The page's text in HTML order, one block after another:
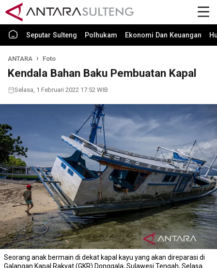
Seputar Sulteng Polhukam Ekonomi Dan Keuangan
ANTARA Foto
Kendala Bahan Baku Pembuatan Kapal
Selasa, 1 Februari 2022 17:52 WIB
Seorang anak bermain di dekat kapal kayu yang akan direparasi di
Galangan Kapal Rakyat (GKR) Donggala, Sulawesi Tengah, Selasa